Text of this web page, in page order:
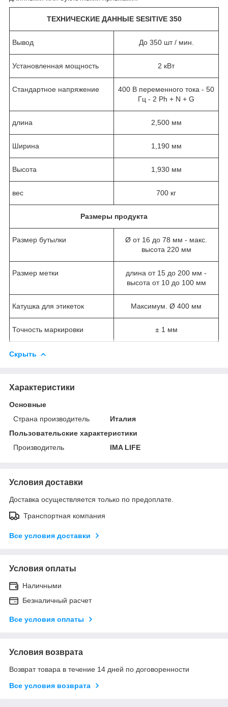
ТЕХНИЧЕСКИЕ ДАННЫЕ SESITIVE 350
Вывод До 350 шт / мин.
Установленная мощность 2 кВт
Стандартное напряжение
400 В переменного тока - 50
Гц - 2 Ph + N + G
длина 2,500 мм
Ширина 1,190 мм
Высота 1,930 мм
вес 700 кг
Размеры продукта
Размер бутылки
Ø от 16 до 78 мм - макс.
высота 220 мм
Размер метки
длина от 15 до 200 мм -
высота от 10 до 100 мм
Катушка для этикеток Максимум. Ø 400 мм
Точность маркировки ± 1 мм
Скрыть
Характеристики
Основные
Страна производитель
Италия
Пользовательские характеристики
Производитель
IMA LIFE
Условия доставки
Доставка осуществляется только по предоплате.
Транспортная компания
Все условия доставки
Условия оплаты
Наличными
Безналичный расчет
Все условия оплаты
Условия возврата
Возврат товара в течение 14 дней по договоренности
Все условия возврата